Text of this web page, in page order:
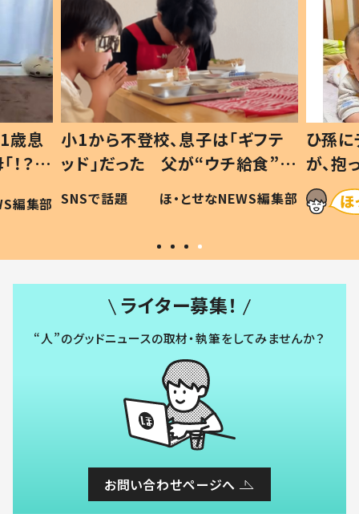
歳息
？」
編集部
小1から不登校、息子は「ギフテ
ッド」だった 父が“ウチ給食”を
作り続ける理由とは #令和の親
#令和の子
SNSで話題 ほ・とせなNEWS編集部
ひ孫
が、
「涙が
い」
ライター募集！
“人”のグッドニュースの取材・執筆をしてみませんか？
お問い合わせページへ